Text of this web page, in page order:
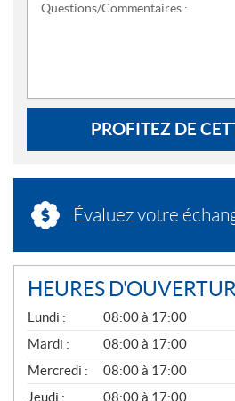
Questions/Commentaires :
PROFITEZ DE
Évaluez votre
HEURES
G
É
N
É
R
A
Lundi :
08:00 à 17:00
Mardi :
08:00 à 17:00
Mercredi :
08:00 à 17:00
Jeudi :
08:00 à 17:00